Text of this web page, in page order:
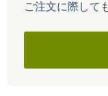
ご注文に際して